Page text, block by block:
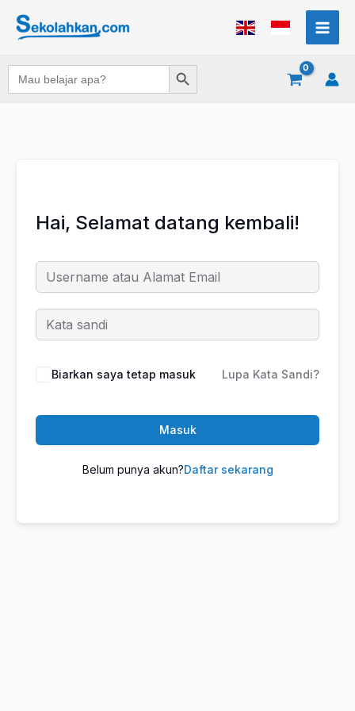
Search
for:
Search Button
Hai, Selamat datang kembali!
Biarkan saya tetap masuk Lupa Kata Sandi?
Masuk
Belum punya akun?Daftar sekarang